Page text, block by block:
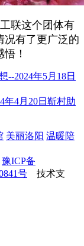
联这个团体有
况有了更广泛的
！
--2024年5月18日
年4月20日靳村助
美丽洛阳 温暖陪
豫ICP备
号
技术支